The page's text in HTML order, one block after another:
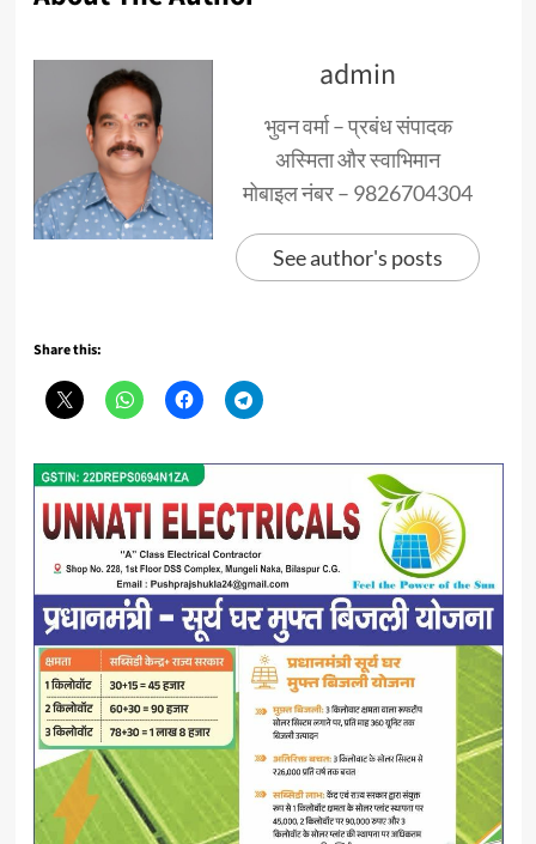
admin
भुवन वर्मा – प्रबंध संपादक
अस्मिता और स्वाभिमान
मोबाइल नंबर – 9826704304
See author's posts
Share this: